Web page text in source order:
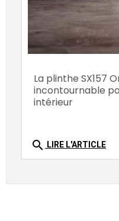
La plinthe SX157
incontournable
intérieur
search LIRE L'ARTICLE